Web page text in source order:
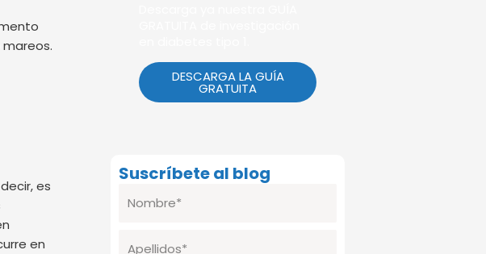
es
en
DESCARGA LA GUÍA
GRATUITA
Suscríbete al blog